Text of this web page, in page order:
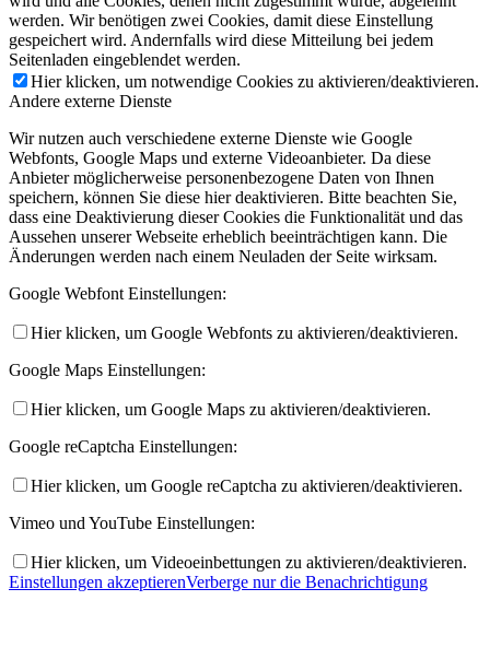
werden. Wir benötigen zwei Cookies, damit diese Einstellung
gespeichert wird. Andernfalls wird diese Mitteilung bei jedem
Seitenladen eingeblendet werden.
Hier klicken, um notwendige Cookies zu aktivieren/deaktivieren.
Andere externe Dienste
Wir nutzen auch verschiedene externe Dienste wie Google
Webfonts, Google Maps und externe Videoanbieter. Da diese
Anbieter möglicherweise personenbezogene Daten von Ihnen
speichern, können Sie diese hier deaktivieren. Bitte beachten Sie,
dass eine Deaktivierung dieser Cookies die Funktionalität und das
Aussehen unserer Webseite erheblich beeinträchtigen kann. Die
Änderungen werden nach einem Neuladen der Seite wirksam.
Google Webfont Einstellungen:
Hier klicken, um Google Webfonts zu aktivieren/deaktivieren.
Google Maps Einstellungen:
Hier klicken, um Google Maps zu aktivieren/deaktivieren.
Google reCaptcha Einstellungen:
Hier klicken, um Google reCaptcha zu aktivieren/deaktivieren.
Vimeo und YouTube Einstellungen:
Hier klicken, um Videoeinbettungen zu aktivieren/deaktivieren.
Einstellungen akzeptierenVerberge nur die Benachrichtigung